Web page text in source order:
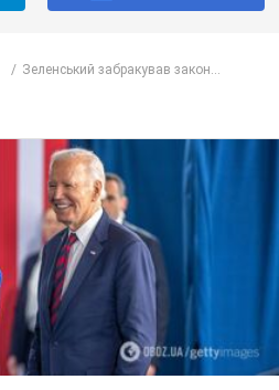
Зеленський забракував закон...